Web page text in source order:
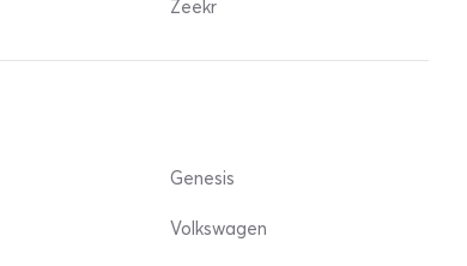
Zeekr
Genesis
Volkswagen